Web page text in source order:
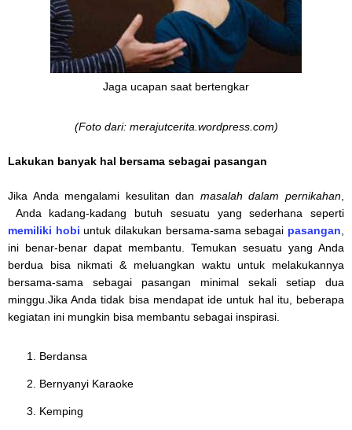
Jaga ucapan saat bertengkar
(Foto dari: merajutcerita.wordpress.com)
Lakukan banyak hal bersama sebagai pasangan
Jika Anda mengalami kesulitan dan masalahdalam pernikahan
Anda kadang-kadang butuh sesuatu yang sederhana seperti
memiliki hobi untuk dilakukan bersama-sama sebagai pasangan
ini benar-benar dapat membantu. Temukan sesuatu yang Anda
berdua bisa nikmati & meluangkan waktu untuk melakukannya
bersama-sama sebagai pasangan minimal sekali setiap dua
minggu.Jika Anda tidak bisa mendapat ide untuk hal itu, beberapa
kegiatan ini mungkin bisa membantu sebagai inspirasi.
Berdansa
Bernyanyi Karaoke
Kemping